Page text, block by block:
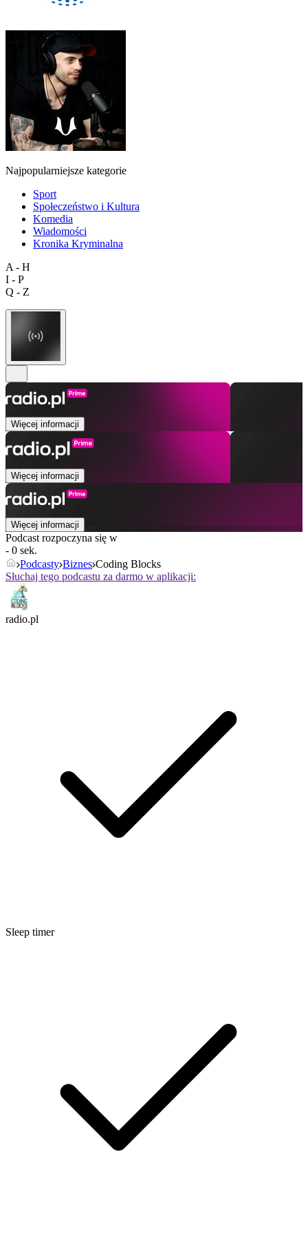
Najpopularniejsze kategorie
Sport
Społeczeństwo i Kultura
Komedia
Wiadomości
Kronika Kryminalna
A - H
I - P
Q - Z
Więcej informacji
Więcej informacji
Więcej informacji
Podcast rozpoczyna się w
- 0 sek.
Podcasty Biznes Coding Blocks
Słuchaj tego podcastu za darmo w aplikacji:
radio.pl
Sleep timer